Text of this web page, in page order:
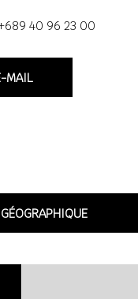
40 96 23 00
MAIL